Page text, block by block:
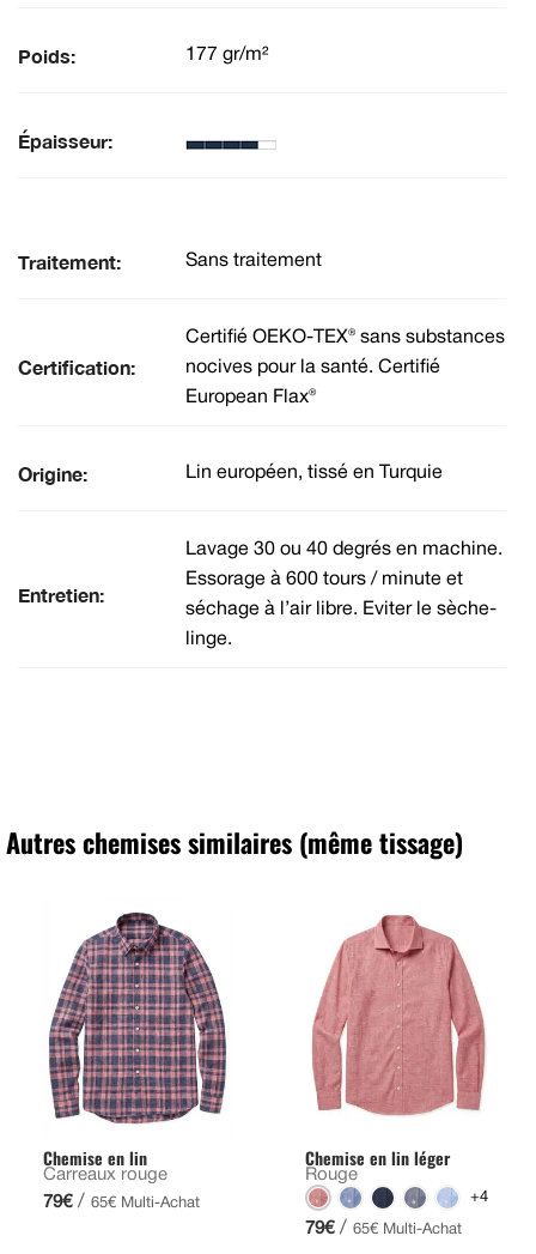
Poids: 177 gr/m²
Épaisseur:
Traitement: Sans traitement
Certification:
Certifié OEKO-TEX® sans substances
nocives pour la santé. Certifié
European Flax®
Origine: Lin européen, tissé en Turquie
Entretien:
Lavage 30 ou 40 degrés en machine.
Essorage à 600 tours / minute et
séchage à l’air libre. Eviter le sèche-
linge.
Autres chemises similaires (même tissage)
Chemise en lin
Carreaux rouge
79€ / 65€ Multi-Achat
Chemise en lin léger
Rouge
+4
79€ / 65€ Multi-Achat